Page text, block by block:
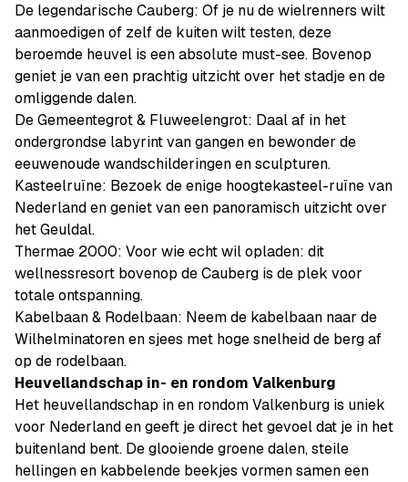
De legendarische Cauberg: Of je nu de wielrenners wilt
aanmoedigen of zelf de kuiten wilt testen, deze
beroemde heuvel is een absolute must-see. Bovenop
geniet je van een prachtig uitzicht over het stadje en de
omliggende dalen.
De Gemeentegrot & Fluweelengrot: Daal af in het
ondergrondse labyrint van gangen en bewonder de
eeuwenoude wandschilderingen en sculpturen.
Kasteelruïne: Bezoek de enige hoogtekasteel-ruïne van
Nederland en geniet van een panoramisch uitzicht over
het Geuldal.
Thermae 2000: Voor wie echt wil opladen: dit
wellnessresort bovenop de Cauberg is de plek voor
totale ontspanning.
Kabelbaan & Rodelbaan: Neem de kabelbaan naar de
Wilhelminatoren en sjees met hoge snelheid de berg af
op de rodelbaan.
Heuvellandschap in- en rondom Valkenburg
Het heuvellandschap in en rondom Valkenburg is uniek
voor Nederland en geeft je direct het gevoel dat je in het
buitenland bent. De glooiende groene dalen, steile
hellingen en kabbelende beekjes vormen samen een